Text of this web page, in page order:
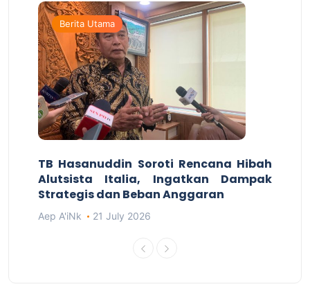
Berita Utama
TB Hasanuddin Soroti Rencana Hibah
Alutsista Italia, Ingatkan Dampak
Strategis dan Beban Anggaran
Aep A'iNk 21 July 2026